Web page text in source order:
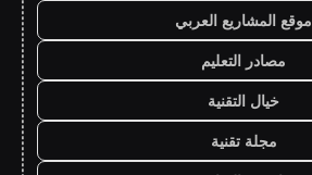
موقع المشاريع العربي
مصادر التعليم
خيال التقنية
مجلة تقنية